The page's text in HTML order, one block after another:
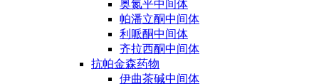
奥氮平中间体
帕潘立酮中间体
利哌酮中间体
齐拉西酮中间体
抗帕金森药物
伊曲茶碱中间体